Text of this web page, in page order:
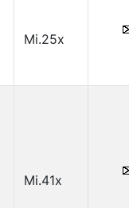
Mi.25x
Mi.41x